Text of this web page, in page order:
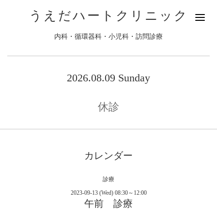
うえだハートクリニック
内科・循環器科・小児科・訪問診療
2026.08.09 Sunday
休診
カレンダー
診療
2023-09-13 (Wed) 08:30～12:00
午前 診療